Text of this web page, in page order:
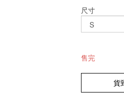
尺寸
售完
貨